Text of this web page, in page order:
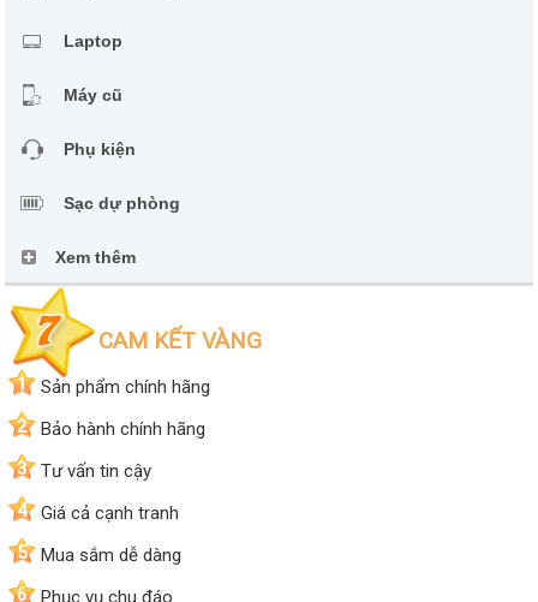
Laptop
Máy cũ
Phụ kiện
Sạc dự phòng
Xem thêm
CAM KẾT VÀNG
1
Sản phẩm chính hãng
2
Bảo hành chính hãng
3
Tư vấn tin cậy
4
Giá cả cạnh tranh
5
Mua sắm dễ dàng
6
Phục vụ chu đáo